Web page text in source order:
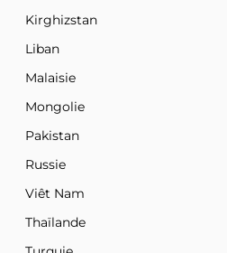
Kirghizstan
Liban
Malaisie
Mongolie
Pakistan
Russie
Viêt Nam
Thaïlande